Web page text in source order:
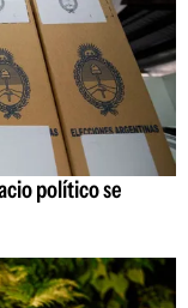
político se